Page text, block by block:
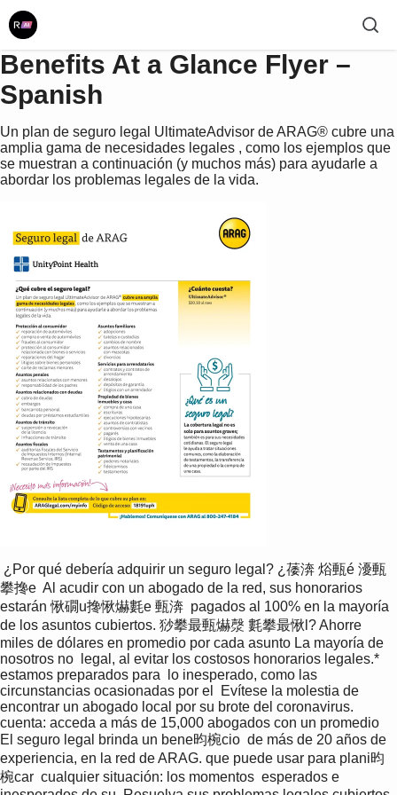
Benefits At a Glance Flyer –
Spanish
Un plan de seguro legal UltimateAdvisor de ARAG® cubre una
amplia gama de necesidades legales , como los ejemplos que
se muestran a continuación (y muchos más) para ayudarle a
abordar los problemas legales de la vida.
攀搀e  Al acudir con un abogado de la red, sus honorarios
estarán 愀礀u搀愀爀氀e 甀渀  pagados al 100% en la mayoría
de los asuntos cubiertos. 猀攀最甀爀漀 氀攀最愀l? Ahorre
miles de dólares en promedio por cada asunto La mayoría de
nosotros no  legal, al evitar los costosos honorarios legales.*
estamos preparados para  lo inesperado, como las
circunstancias ocasionadas por el  Evítese la molestia de
encontrar un abogado local por su brote del coronavirus.
cuenta: acceda a más de 15,000 abogados con un promedio
El seguro legal brinda un bene昀椀cio  de más de 20 años de
experiencia, en la red de ARAG. que puede usar para plani昀
椀car  cualquier situación: los momentos  esperados e